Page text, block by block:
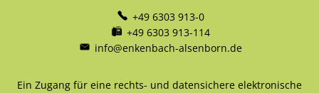
+49 6303 913-0
+49 6303 913-114
info@enkenbach-alsenborn.de
Ein Zugang für eine rechts- und datensichere elektronische